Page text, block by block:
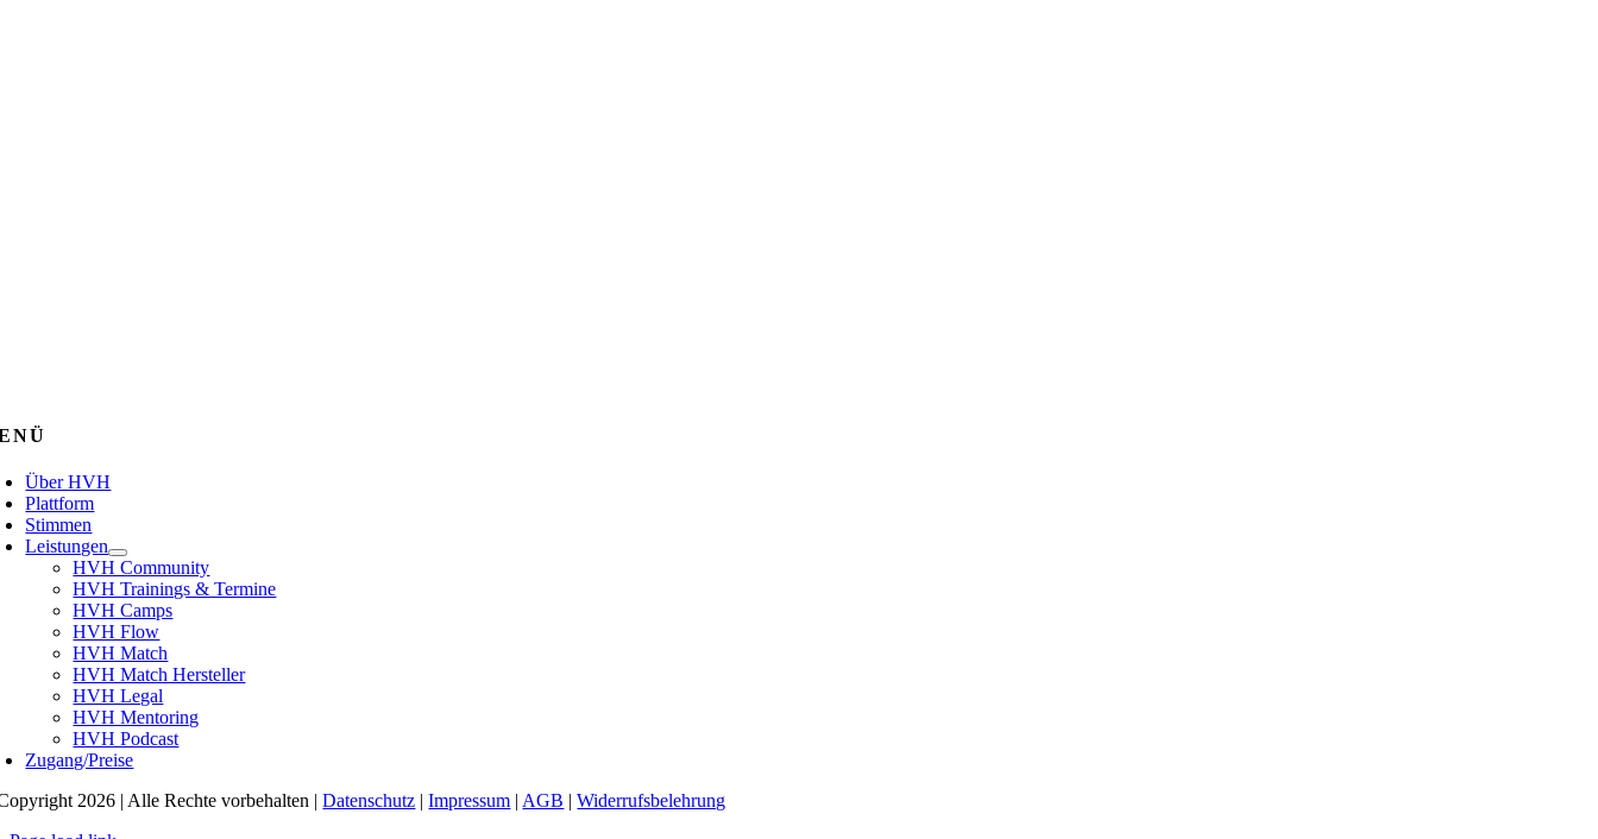
Über HVH
Plattform
Stimmen
Leistungen
HVH Community
HVH Trainings & Termine
HVH Camps
HVH Flow
HVH Match
HVH Match Hersteller
HVH Legal
HVH Mentoring
HVH Podcast
Zugang/Preise
2026 | Alle Rechte vorbehalten |Datenschutz |Impressum | AGB |Widerrufsbelehrung